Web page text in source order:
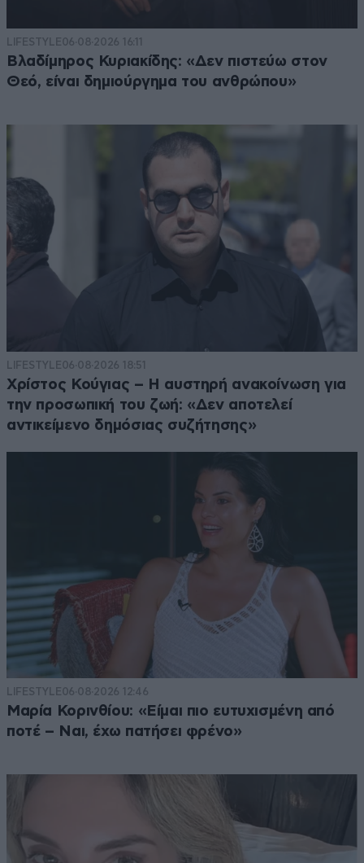
LIFESTYLE06·08·2026 16:11
Βλαδίμηρος Κυριακίδης: «Δεν πιστεύω στον
Θεό, είναι δημιούργημα του ανθρώπου»
LIFESTYLE06·08·2026 18:51
Χρίστος Κούγιας – Η αυστηρή ανακοίνωση για
την προσωπική του ζωή: «Δεν αποτελεί
αντικείμενο δημόσιας συζήτησης»
LIFESTYLE06·08·2026 12:46
Μαρία Κορινθίου: «Είμαι πιο ευτυχισμένη από
ποτέ – Ναι, έχω πατήσει φρένο»